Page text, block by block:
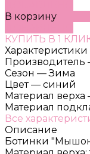
В корзину
КУПИТЬ В 1
Характеристики
Производитель
Сезон — Зима
Цвет — синий
Материал верха
Материал
Все
Описание
Ботинки